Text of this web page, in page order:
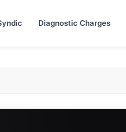
Diagnostic Charges